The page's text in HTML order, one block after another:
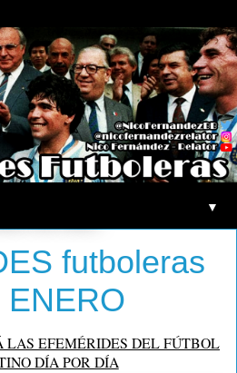
▼
de 2021
futboleras
LAS EFEMÉRIDES DEL FÚTBOL
DÍA POR DÍA